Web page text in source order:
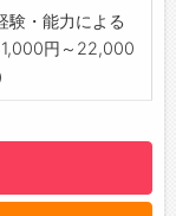
な経験を活か
と意識を持ち最
挑戦する社風と
はかかすことの
りのスタッフや
くことで自然と
・能力による
円～22,000